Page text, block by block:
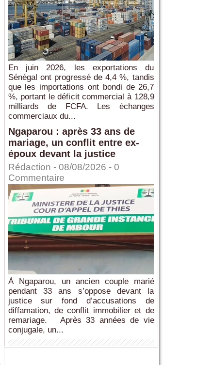
En juin 2026, les exportations du
Sénégal ont progressé de 4,4 %, tandis
que les importations ont bondi de 26,7
%, portant le déficit commercial à 128,9
milliards de FCFA. Les échanges
commerciaux du...
Ngaparou : après 33 ans de
mariage, un conflit entre ex-
époux devant la justice
Rédaction - 08/08/2026 - 0
Commentaire
À Ngaparou, un ancien couple marié
pendant 33 ans s’oppose devant la
justice sur fond d’accusations de
diffamation, de conflit immobilier et de
remariage. Après 33 années de vie
conjugale, un...